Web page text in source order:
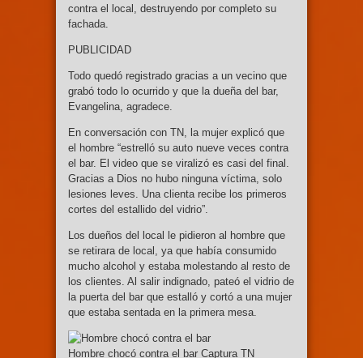
contra el local, destruyendo por completo su
fachada.
PUBLICIDAD
Todo quedó registrado gracias a un vecino que
grabó todo lo ocurrido y que la dueña del bar,
Evangelina, agradece.
En conversación con TN, la mujer explicó que
el hombre “estrelló su auto nueve veces contra
el bar. El video que se viralizó es casi del final.
Gracias a Dios no hubo ninguna víctima, solo
lesiones leves. Una clienta recibe los primeros
cortes del estallido del vidrio”.
Los dueños del local le pidieron al hombre que
se retirara de local, ya que había consumido
mucho alcohol y estaba molestando al resto de
los clientes. Al salir indignado, pateó el vidrio de
la puerta del bar que estalló y cortó a una mujer
que estaba sentada en la primera mesa.
Hombre chocó contra el bar Captura TN